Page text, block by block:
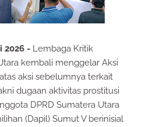
2026 - Lembaga Kritik
kembali menggelar Aksi
aksi sebelumnya terkait
dugaan aktivitas prostitusi
DPRD Sumatera Utara
(Dapil) Sumut V berinisial